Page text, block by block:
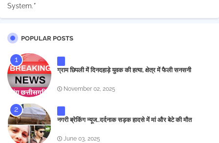
System.*
POPULAR POSTS
ग्राम छिपली में दिनदहाड़े युवक की हत्या, क्षेत्र में फैली सनसनी
November 02, 2025
नगरी ब्रेकिंग न्यूज..दर्दनाक सड़क हादसे में मां और बेटे की मौत
June 03, 2025